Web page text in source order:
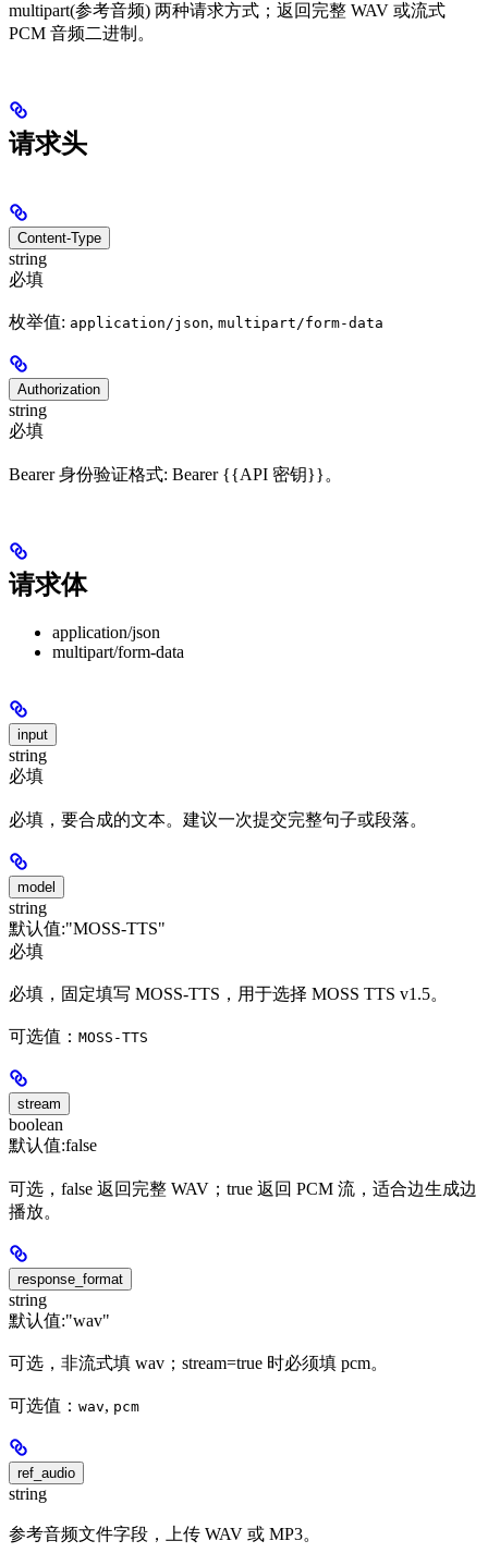
multipart(参考音频) 两种请求方式；返回完整 WAV 或流式
PCM 音频二进制。
请求头
Content-Type
string
必填
枚举值: application/json, multipart/form-data
Authorization
string
必填
Bearer 身份验证格式: Bearer {{API 密钥}}。
请求体
application/json
multipart/form-data
input
string
必填
必填，要合成的文本。建议一次提交完整句子或段落。
model
string
默认值:"MOSS-TTS"
必填
必填，固定填写 MOSS-TTS，用于选择 MOSS TTS v1.5。
可选值： MOSS-TTS
stream
boolean
默认值:false
可选，false 返回完整 WAV；true 返回 PCM 流，适合边生成边
播放。
response_format
string
默认值:"wav"
可选，非流式填 wav；stream=true 时必须填 pcm。
可选值： wav, pcm
ref_audio
string
参考音频文件字段，上传 WAV 或 MP3。